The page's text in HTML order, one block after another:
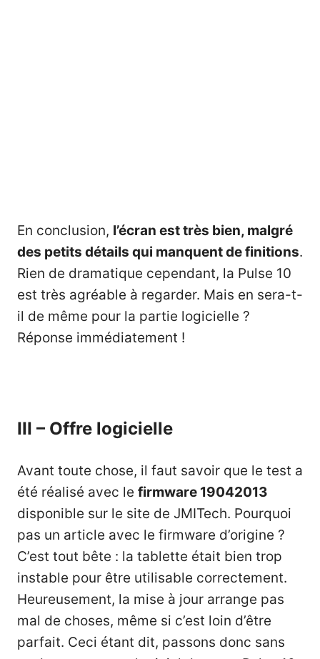
En conclusion, l’écran est très bien, malgré
des petits détails qui manquent de finitions.
Rien de dramatique cependant, la Pulse 10
est très agréable à regarder. Mais en sera-t-
il de même pour la partie logicielle ?
Réponse immédiatement !
III – Offre logicielle
Avant toute chose, il faut savoir que le test a
été réalisé avec le firmware 19042013
disponible sur le site de JMITech. Pourquoi
pas un article avec le firmware d’origine ?
C’est tout bête : la tablette était bien trop
instable pour être utilisable correctement.
Heureusement, la mise à jour arrange pas
mal de choses, même si c’est loin d’être
parfait. Ceci étant dit, passons donc sans